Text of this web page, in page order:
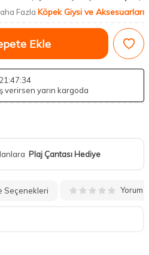
Fazla Köpek Giysi ve Aksesuarları
Ekle
21 :47:33
verirsen yarın kargoda
Plaj Çantası Hediye
Seçenekleri Yorum